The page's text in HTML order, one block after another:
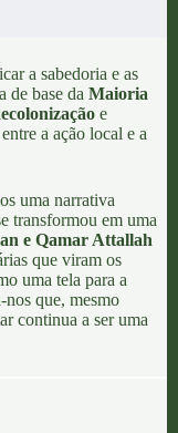
a sabedoria e as
de base da Maioria
e
a ação local e a
uma narrativa
transformou em uma
e Qamar Attallah
que viram os
uma tela para a
nos que, mesmo
continua a ser uma